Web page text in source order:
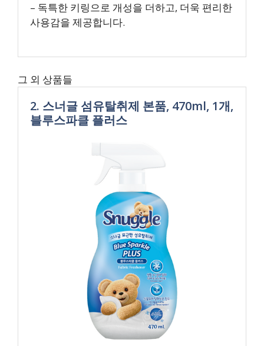
– 독특한 키링으로 개성을 더하고, 더욱 편리한
사용감을 제공합니다.
그 외 상품들
2. 스너글 섬유탈취제 본품, 470ml, 1개,
블루스파클 플러스